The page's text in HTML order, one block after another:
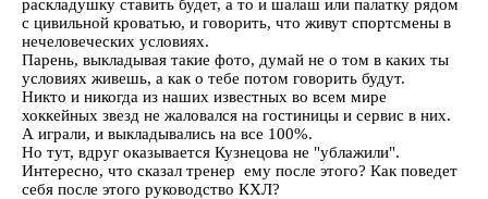
раскладушку ставить будет, а то и шалаш или палатку рядом
с цивильной кроватью, и говорить, что живут спортсмены в
нечеловеческих условиях.
Парень, выкладывая такие фото, думай не о том в каких ты
условиях живешь, а как о тебе потом говорить будут.
Никто и никогда из наших известных во всем мире
хоккейных звезд не жаловался на гостиницы и сервис в них.
А играли, и выкладывались на все 100%.
Но тут, вдруг оказывается Кузнецова не "ублажили".
Интересно, что сказал тренер ему после этого? Как поведет
себя после этого руководство КХЛ?